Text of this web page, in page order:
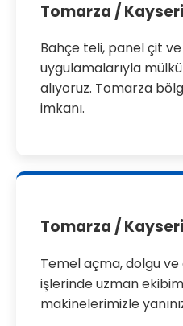
Tomarza /
Bahçe teli, panel çit
uygulamalarıyla
alıyoruz. Tomarza
imkanı.
Tomarza /
Temel açma, dolgu
işlerinde uzman
makinelerimizle